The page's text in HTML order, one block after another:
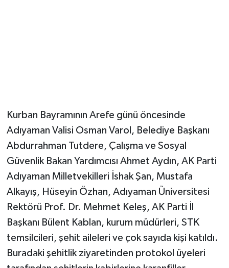
Kurban Bayramının Arefe günü öncesinde
Adıyaman Valisi Osman Varol, Belediye Başkanı
Abdurrahman Tutdere, Çalışma ve Sosyal
Güvenlik Bakan Yardımcısı Ahmet Aydın, AK Parti
Adıyaman Milletvekilleri İshak Şan, Mustafa
Alkayış, Hüseyin Özhan, Adıyaman Üniversitesi
Rektörü Prof. Dr. Mehmet Keleş, AK Parti İl
Başkanı Bülent Kablan, kurum müdürleri, STK
temsilcileri, şehit aileleri ve çok sayıda kişi katıldı.
Buradaki şehitlik ziyaretinden protokol üyeleri